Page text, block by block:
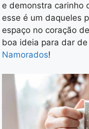
e demonstra carinho
esse é um daqueles
espaço no coração
boa ideia para dar de
Namorados!